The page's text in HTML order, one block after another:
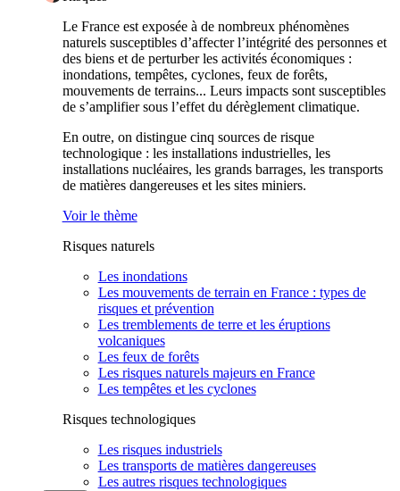
Le France est exposée à de nombreux phénomènes
naturels susceptibles d’affecter l’intégrité des personnes et
des biens et de perturber les activités économiques :
inondations, tempêtes, cyclones, feux de forêts,
mouvements de terrains... Leurs impacts sont susceptibles
de s’amplifier sous l’effet du dérèglement climatique.
En outre, on distingue cinq sources de risque
technologique : les installations industrielles, les
installations nucléaires, les grands barrages, les transports
de matières dangereuses et les sites miniers.
Voir le thème
Risques naturels
Les inondations
Les mouvements de terrain en France : types de
risques et prévention
Les tremblements de terre et les éruptions
volcaniques
Les feux de forêts
Les risques naturels majeurs en France
Les tempêtes et les cyclones
Risques technologiques
Les risques industriels
Les transports de matières dangereuses
Les autres risques technologiques